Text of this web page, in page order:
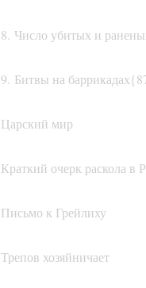
8. Число убитых и
9. Битвы на
Царский мир
Краткий очерк раскола
Письмо к Грейлиху
Трепов хозяйничает